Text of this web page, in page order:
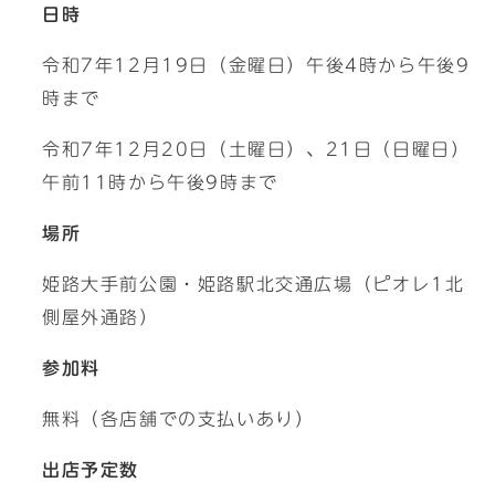
日時
令和7年12月19日（金曜日）午後4時から午後9
時まで
令和7年12月20日（土曜日）、21日（日曜日）
午前11時から午後9時まで
場所
姫路大手前公園・姫路駅北交通広場（ピオレ1北
側屋外通路）
参加料
無料（各店舗での支払いあり）
出店予定数